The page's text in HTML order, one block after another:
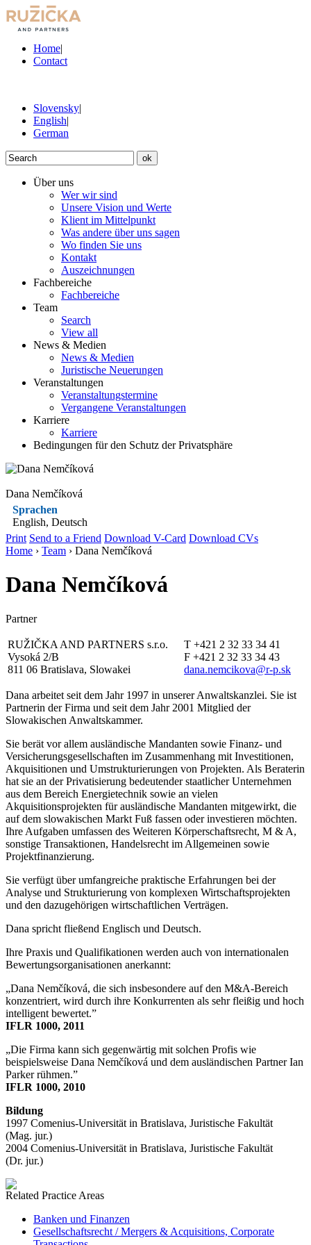
Home|
Contact
Slovensky|
English|
German
ok
Über uns
Wer wir sind
Unsere Vision und Werte
Klient im Mittelpunkt
Was andere über uns sagen
Wo finden Sie uns
Kontakt
Auszeichnungen
Fachbereiche
Fachbereiche
Team
Search
View all
News & Medien
News & Medien
Juristische Neuerungen
Veranstaltungen
Veranstaltungstermine
Vergangene Veranstaltungen
Karriere
Karriere
Bedingungen für den Schutz der Privatsphäre
Dana Nemčíková
Sprachen
English, Deutsch
Print Send to a Friend Download V-Card Download CVs
Home › Team › Dana Nemčíková
Dana Nemčíková
Partner
RUŽIČKA AND PARTNERS s.r.o.
Vysoká 2/B
811 06 Bratislava, Slowakei
T +421 2 32 33 34 41
F +421 2 32 33 34 43
dana.nemcikova@r-p.sk
Dana arbeitet seit dem Jahr 1997 in unserer Anwaltskanzlei. Sie ist
Partnerin der Firma und seit dem Jahr 2001 Mitglied der
Slowakischen Anwaltskammer.
Sie berät vor allem ausländische Mandanten sowie Finanz- und
Versicherungsgesellschaften im Zusammenhang mit Investitionen,
Akquisitionen und Umstrukturierungen von Projekten. Als Beraterin
hat sie an der Privatisierung bedeutender staatlicher Unternehmen
aus dem Bereich Energietechnik sowie an vielen
Akquisitionsprojekten für ausländische Mandanten mitgewirkt, die
auf dem slowakischen Markt Fuß fassen oder investieren möchten.
Ihre Aufgaben umfassen des Weiteren Körperschaftsrecht, M & A,
sonstige Transaktionen, Handelsrecht im Allgemeinen sowie
Projektfinanzierung.
Sie verfügt über umfangreiche praktische Erfahrungen bei der
Analyse und Strukturierung von komplexen Wirtschaftsprojekten
und den dazugehörigen wirtschaftlichen Verträgen.
Dana spricht fließend Englisch und Deutsch.
Ihre Praxis und Qualifikationen werden auch von internationalen
Bewertungsorganisationen anerkannt:
„Dana Nemčíková, die sich insbesondere auf den M&A-Bereich
konzentriert, wird durch ihre Konkurrenten als sehr fleißig und hoch
intelligent bewertet.”
IFLR 1000, 2011
„Die Firma kann sich gegenwärtig mit solchen Profis wie
beispielsweise Dana Nemčíková und dem ausländischen Partner Ian
Parker rühmen.”
IFLR 1000, 2010
Bildung
1997 Comenius-Universität in Bratislava, Juristische Fakultät
(Mag. jur.)
2004 Comenius-Universität in Bratislava, Juristische Fakultät
(Dr. jur.)
Related Practice Areas
Banken und Finanzen
Gesellschaftsrecht / Mergers & Acquisitions, Corporate